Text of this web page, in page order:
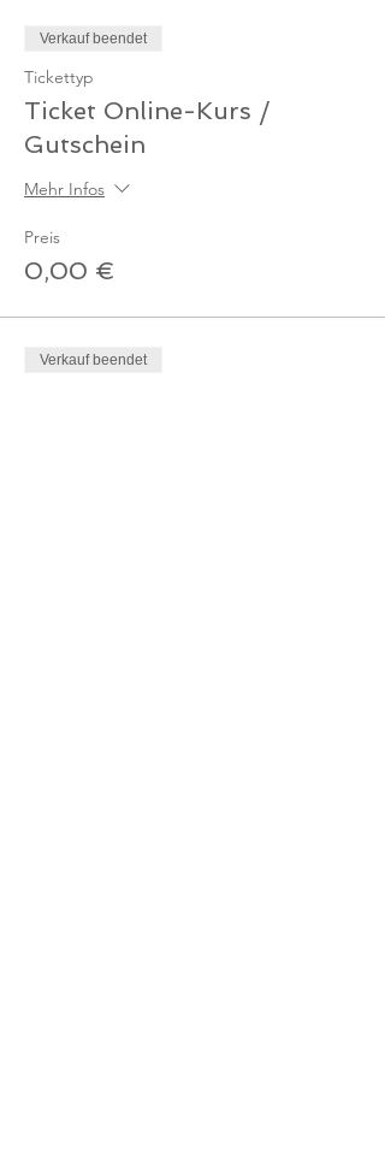
Verkauf beendet
Tickettyp
Ticket Online-Kurs /
Gutschein
Mehr Infos
Preis
0,00 €
Verkauf beendet